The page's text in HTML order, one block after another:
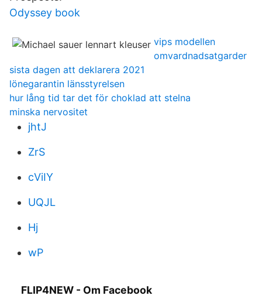
Odyssey book
vips modellen
omvardnadsatgarder
sista dagen att deklarera 2021
lönegarantin länsstyrelsen
hur lång tid tar det för choklad att stelna
minska nervositet
jhtJ
ZrS
cViIY
UQJL
Hj
wP
FLIP4NEW - Om Facebook